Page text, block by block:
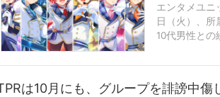
エンタメユニ
日（火）、所
10代男性と
い。公式サ
は10月にも、グループを誹謗中